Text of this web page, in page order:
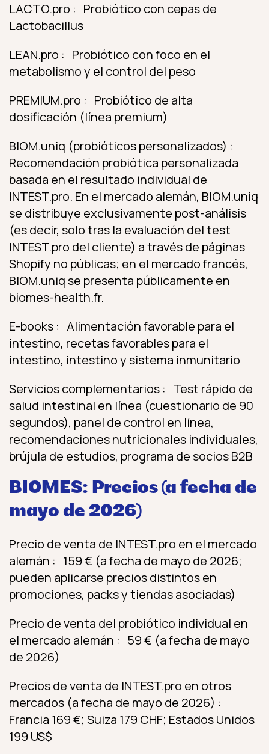
LACTO.pro : Probiótico con cepas de
Lactobacillus
LEAN.pro : Probiótico con foco en el
metabolismo y el control del peso
PREMIUM.pro : Probiótico de alta
dosificación (línea premium)
BIOM.uniq (probióticos personalizados) :
Recomendación probiótica personalizada
basada en el resultado individual de
INTEST.pro. En el mercado alemán, BIOM.uniq
se distribuye exclusivamente post-análisis
(es decir, solo tras la evaluación del test
INTEST.pro del cliente) a través de páginas
Shopify no públicas; en el mercado francés,
BIOM.uniq se presenta públicamente en
biomes-health.fr.
E-books : Alimentación favorable para el
intestino, recetas favorables para el
intestino, intestino y sistema inmunitario
Servicios complementarios : Test rápido de
salud intestinal en línea (cuestionario de 90
segundos), panel de control en línea,
recomendaciones nutricionales individuales,
brújula de estudios, programa de socios B2B
BIOMES: Precios (a fecha de
mayo de 2026)
Precio de venta de INTEST.pro en el mercado
alemán : 159 € (a fecha de mayo de 2026;
pueden aplicarse precios distintos en
promociones, packs y tiendas asociadas)
Precio de venta del probiótico individual en
el mercado alemán : 59 € (a fecha de mayo
de 2026)
Precios de venta de INTEST.pro en otros
mercados (a fecha de mayo de 2026) :
Francia 169 €; Suiza 179 CHF; Estados Unidos
199 US$